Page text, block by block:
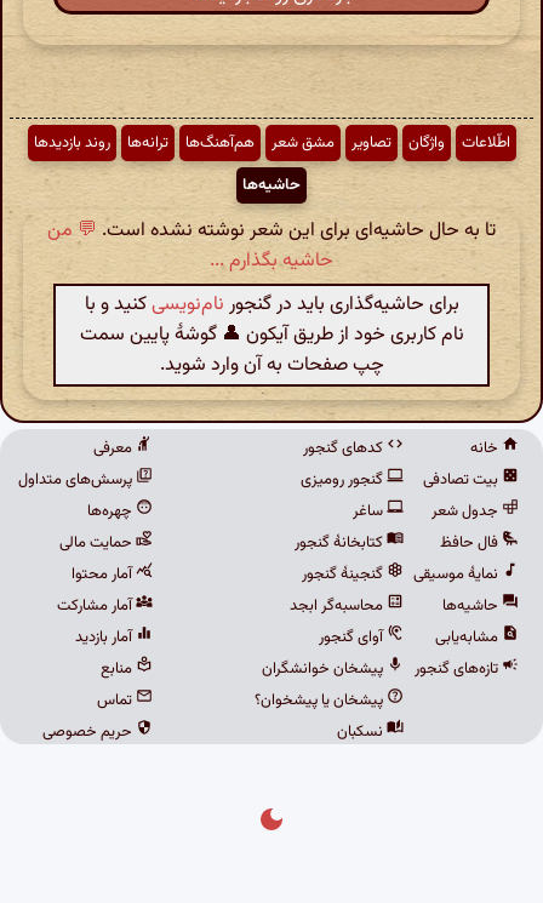
اطّلاعات واژگان تصاویر مشق شعر هم‌آهنگ‌ها ترانه‌ها
روند بازدیدها
حاشیه‌ها
تا به حال حاشیه‌ای برای این شعر نوشته نشده است. 💬 من
حاشیه بگذارم ...
برای حاشیه‌گذاری باید در گنجور نام‌نویسیکنید و با
نام کاربری خود از طریق آیکون 👤 گوشهٔ پایین سمت
چپ صفحات به آن وارد شوید.
خانه
بیت تصادفی
جدول شعر
فال حافظ
نمایهٔ موسیقی
حاشیه‌ها
مشابه‌یابی
تازه‌های گنجور
کدهای گنجور
گنجور رومیزی
ساغر
کتابخانهٔ گنجور
گنجینهٔ گنجور
محاسبه‌گر ابجد
آوای گنجور
پیشخان خوانشگران
پیشخان یا پیشخوان؟
نسکبان
معرفی
پرسش‌های متداول
چهره‌ها
حمایت مالی
آمار محتوا
آمار مشارکت
آمار بازدید
منابع
تماس
حریم خصوصی